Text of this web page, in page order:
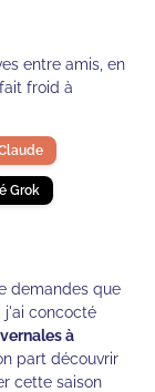
entre amis, en
froid à
Grok
demandes que
j'ai concocté
à
part découvrir
cette saison